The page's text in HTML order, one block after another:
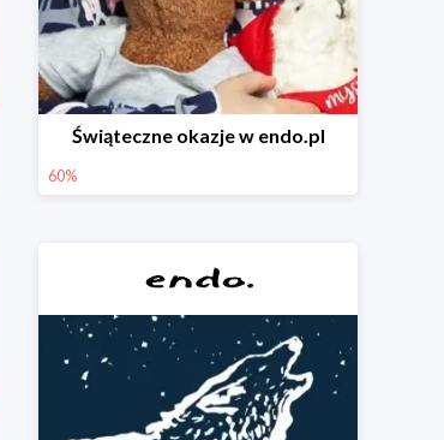
Świąteczne okazje w endo.pl
60%